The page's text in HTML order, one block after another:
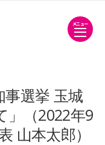
メニュー
事選挙 玉城
」（2022年9
山本太郎）